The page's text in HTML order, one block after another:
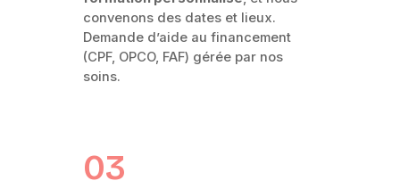
convenons des dates et lieux.
Demande d’aide au financement
(CPF, OPCO, FAF) gérée par nos
soins.
03